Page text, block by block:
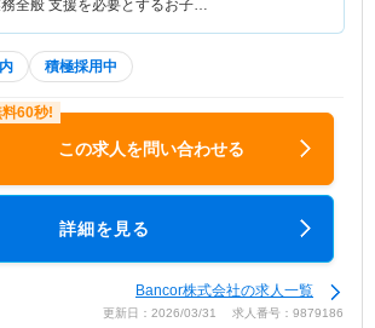
全般 支援を必要とするお子…
積極採用中
この求人を問い合わせる
詳細を見る
Bancor株式会社の求人一覧
更新日：2026/03/31 求人番号：9879186